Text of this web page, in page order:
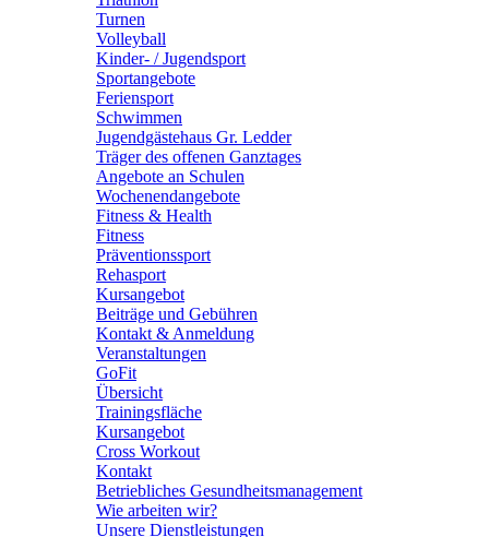
Turnen
Volleyball
Kinder- / Jugendsport
Sportangebote
Feriensport
Schwimmen
Jugendgästehaus Gr. Ledder
Träger des offenen Ganztages
Angebote an Schulen
Wochenendangebote
Fitness & Health
Fitness
Präventionssport
Rehasport
Kursangebot
Beiträge und Gebühren
Kontakt & Anmeldung
Veranstaltungen
GoFit
Übersicht
Trainingsfläche
Kursangebot
Cross Workout
Kontakt
Betriebliches Gesundheitsmanagement
Wie arbeiten wir?
Unsere Dienstleistungen